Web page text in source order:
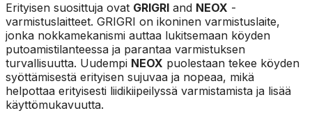
Erityisen suosittuja ovat GRIGRI and NEOX -
varmistuslaitteet. GRIGRI on ikoninen varmistuslaite,
jonka nokkamekanismi auttaa lukitsemaan köyden
putoamistilanteessa ja parantaa varmistuksen
turvallisuutta. Uudempi NEOX puolestaan tekee köyden
syöttämisestä erityisen sujuvaa ja nopeaa, mikä
helpottaa erityisesti liidikiipeilyssä varmistamista ja lisää
käyttömukavuutta.